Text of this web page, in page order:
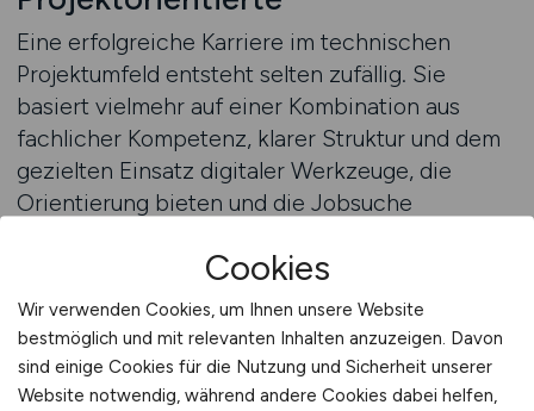
Eine erfolgreiche Karriere im technischen
Projektumfeld entsteht selten zufällig. Sie
basiert vielmehr auf einer Kombination aus
fachlicher Kompetenz, klarer Struktur und dem
gezielten Einsatz digitaler Werkzeuge, die
Orientierung bieten und die Jobsuche
Projektwesen etablieren möchten, profitieren
besonders von Tools, die ihre berufliche
Planung unterstützen und dabei helfen,
passende Rollen zu identifizieren. Technische
Projekte stellen hohe Anforderungen an
Cookies
Wir verwenden Cookies, um Ihnen unsere Website
bestmöglich und mit relevanten Inhalten anzuzeigen. Davon
sind einige Cookies für die Nutzung und Sicherheit unserer
Website notwendig, während andere Cookies dabei helfen,